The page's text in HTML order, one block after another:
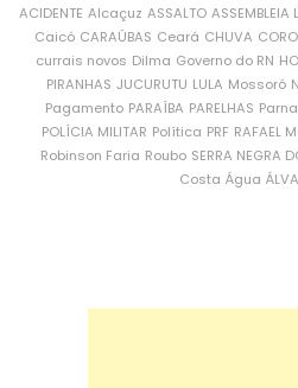
ACIDENTE Alcaçuz ASSALTO ASSEMBLEIA
Caicó CARAÚBAS Ceará CHUVA
currais novos Dilma Governo do RN
PIRANHAS JUCURUTU LULA Mossoró
Pagamento PARAÍBA PARELHAS
POLÍCIA MILITAR Política PRF RAFAEL
Robinson Faria Roubo SERRA NEGRA
Costa Água